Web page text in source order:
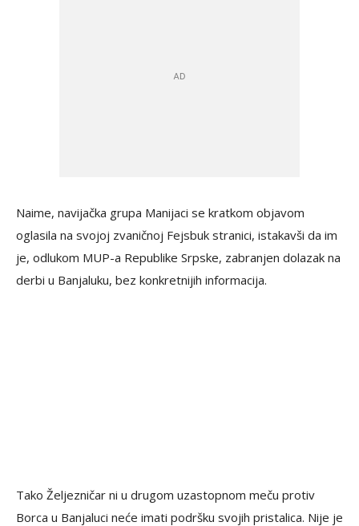
Naime, navijačka grupa Manijaci se kratkom objavom
oglasila na svojoj zvaničnoj Fejsbuk stranici, istakavši da im
je, odlukom MUP-a Republike Srpske, zabranjen dolazak na
derbi u Banjaluku, bez konkretnijih informacija.
Tako Željezničar ni u drugom uzastopnom meču protiv
Borca u Banjaluci neće imati podršku svojih pristalica. Nije je